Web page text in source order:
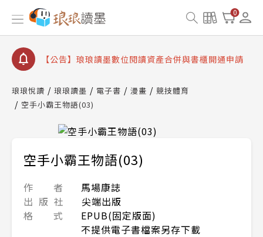
0
【公告】琅琅書店服務升級重要說明及資產合併結果
查詢
【公告】8/10、8/13 行動網路降速演練提醒
【公告】琅琅讀墨數位閱讀資產合併與書櫃開通申請
【公告】琅琅讀墨 3 分鐘完成書櫃開通與資產合併申
請圖文教學
【公告】琅琅書店服務升級重要說明及資產合併結果
查詢
【公告】8/10、8/13 行動網路降速演練提醒
琅琅悅讀 琅琅讀墨 電子書 漫畫
競技體育
空手小霸王物語(03)
空手小霸王物語(03)
作 者
馬場康誌
出 版 社
尖端出版
格 式
EPUB(固定版面)
不提供電子書檔案另存下載